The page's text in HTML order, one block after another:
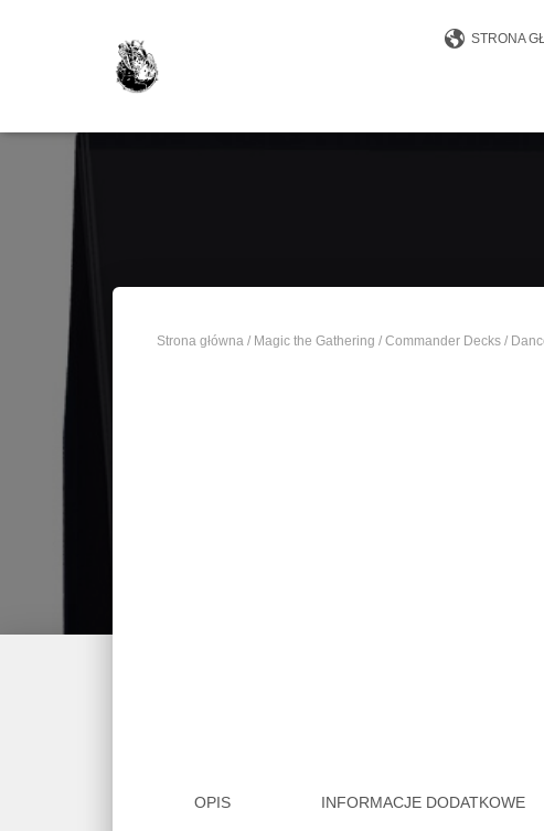
STRONA
Strona główna / Magic the Gathering / Commander Decks /
OPIS INFORMACJE DODATKOWE